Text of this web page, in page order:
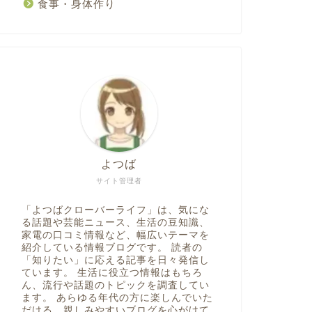
食事・身体作り
サイト管理者
よつば
「よつばクローバーライフ」は、気にな
る話題や芸能ニュース、生活の豆知識、
家電の口コミ情報など、幅広いテーマを
紹介している情報ブログです。 読者の
「知りたい」に応える記事を日々発信し
ています。 生活に役立つ情報はもちろ
ん、流行や話題のトピックを調査してい
ます。 あらゆる年代の方に楽しんでいた